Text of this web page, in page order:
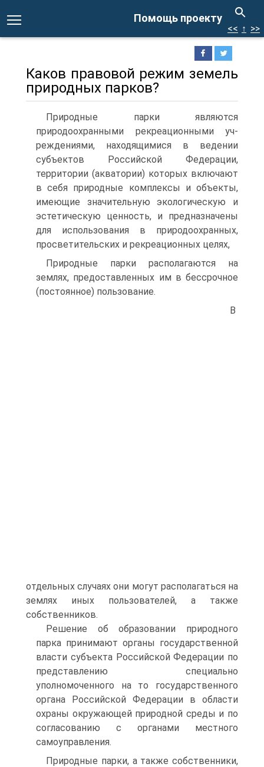
Помощь проекту
<< ↑ >>
Каков правовой режим земель
природных парков?
Природные парки являются
природоохранными рекреационными уч­
реждениями, находящимися в ведении
субъектов Российской Федерации,
территории (акватории) которых включают
в себя природные комплексы и объекты,
имеющие значительную экологическую и
эстетическую ценность, и предназначены
для использования в природоохранных,
просвети­тельских и рекреационных целях,
Природные парки располагаются на
землях, предоставленных им в бессрочное
(постоянное) пользование.
В
отдельных случаях они могут располагаться на
землях иных пользователей, а также
собственников.
Решение об образовании природного
парка принимают органы госу­дарственной
власти субъекта Российской Федерации по
представлению специально
уполномоченного на то государственного
органа Российской Федерации в области
охраны окружающей природной среды и по
согла­сованию с органами местного
самоуправления.
Природные парки, а также собственники,